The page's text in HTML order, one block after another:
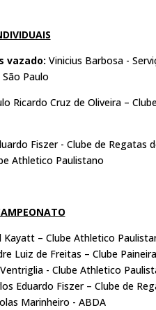
vazado: Vinicius Barbosa -
São Paulo
Ricardo Cruz de Oliveira –
Fiszer - Clube de Regatas
Athletico Paulistano
Kayatt – Clube Athletico
Luiz de Freitas – Clube
- Clube Athletico
Eduardo Fiszer – Clube de
Marinheiro - ABDA